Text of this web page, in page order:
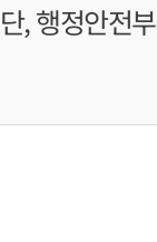
, 행정안전